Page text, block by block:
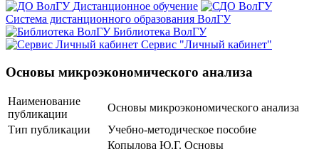
Дистанционное обучение
Система дистанционного образования ВолГУ
Библиотека ВолГУ
Сервис "Личный кабинет"
Основы микроэкономического анализа
Наименование
публикации
Основы микроэкономического анализа
Тип публикации
Учебно-методическое пособие
Копылова Ю.Г. Основы